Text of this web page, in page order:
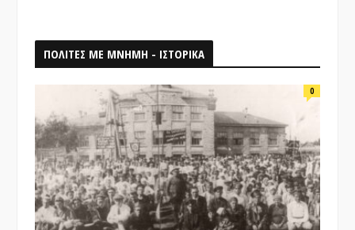
ΠΟΛΙΤΕΣ ΜΕ ΜΝΗΜΗ - ΙΣΤΟΡΙΚΑ
0